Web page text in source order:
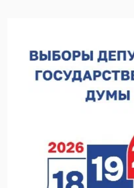
пожарного
07.08.2026 12:15
В Нижнем Новгороде прошло
07.08.2026 12:04